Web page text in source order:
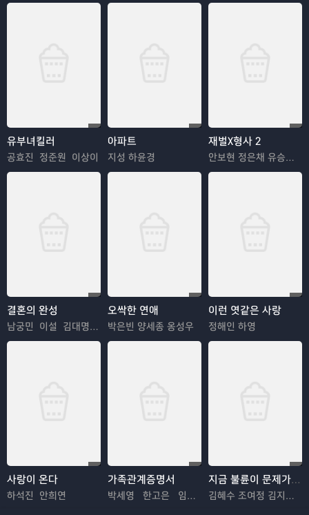
유부녀킬러
공효진 정준원 이상이
아파트
지성 하윤경
재벌X형사 2
안보현 정은채 유승호 김혜은
결혼의 완성
남궁민 이설 김대명 이상희
오싹한 연애
박은빈 양세종 옹성우
이런 엿같은 사랑
정해인 하영
사랑이 온다
하석진 안희연
가족관계증명서
박세영 한고은 임지은
지금 불륜이 문제가 아닙니다
김혜수 조여정 김지훈 김재철